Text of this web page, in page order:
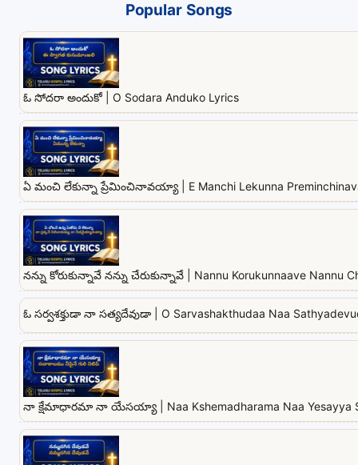
Popular Songs
ఓ సోదరా అందుకో | O Sodara Anduko Lyrics
ఏ మంచి లేకున్నా ప్రేమించినావయ్యా | E Manchi Lekunna
నన్ను కోరుకున్నావే నన్ను చేరుకున్నావే | Nannu Korukunnaave Nannu
ఓ సర్వశక్తుడా నా సత్యదేవుడా | O Sarvashakthudaa Naa
నా క్షేమాధారమా నా యేసయ్యా | Naa Kshemadharama Naa Yesayya